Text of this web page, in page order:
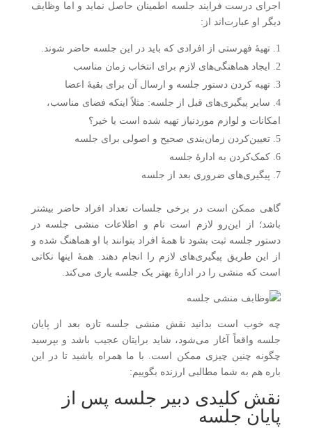
اجرای درست فرایند جلسه اطمینان حاصل نماید و اما وظایف
دیگر او عبارت‌اند از:
تهیهٔ فهرستی از افرادی که باید در این جلسه حاضر شوند.
ایجاد هماهنگی‌های لازم برای انتخاب زمان مناسب
تهیه کردن دستور جلسه و ارسال آن برای بقیهٔ اعضا
سایر پیگیری‌های قبل از جلسه: مثلاً اینکه فضای مناسب،
امکانات و لوازم موردنیاز تهیه شده است یا خیر؟
تعیین‌کردن زمان‌بندی صحیح و اصولی برای جلسه
کمک‌کردن به ادارهٔ جلسه
پیگیری‌های ضروری بعد از جلسه
گاهی ممکن است در برخی جلسات تعداد افراد حاضر بیشتر
باشد؛ از این‌رو لازم است نام و اطلاعات منشی جلسه در
دستور جلسه ثبت بشود تا همهٔ افراد بتوانند با او هماهنگ شده و
از این طریق پیگیری‌های لازم را انجام دهند. همهٔ اینها نکاتی
است که منشی را در ادارهٔ بهتر یک جلسه یاری می‌کند.
چه خوب است بدانید نقش منشی جلسه تازه بعد از پایان
جلسه واقعاً آغاز می‌شود، شاید برایتان عجیب باشد و بپرسید
چگونه چنین چیزی ممکن است. با ما همراه باشید تا در این
باره هم به شما مطالبی ارزنده بگوییم:
نقش کلیدی دبیر جلسه پس از
پایان جلسه